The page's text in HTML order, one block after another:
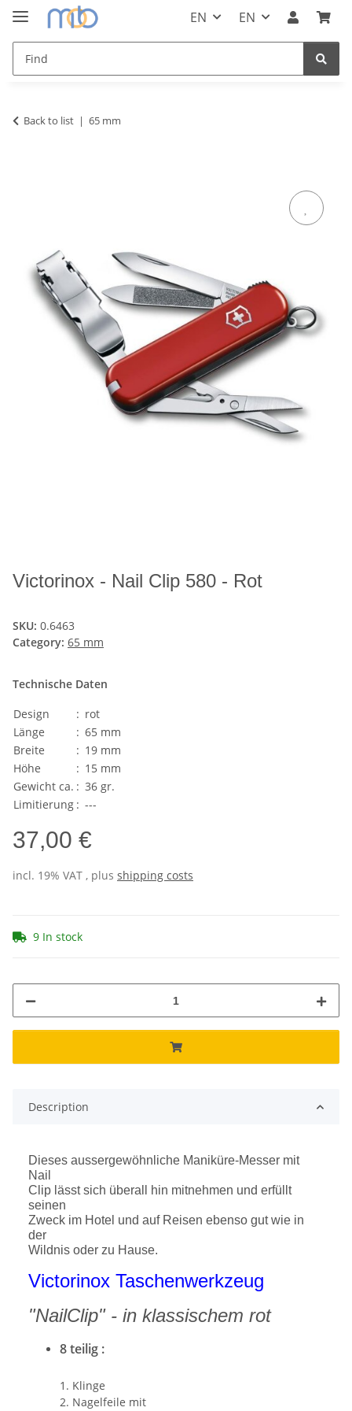
EN EN
Back to list 65 mm
Victorinox - Nail Clip 580 - Rot
SKU: 0.6463
Category: 65 mm
Technische Daten
Design
: rot
Länge
: 65 mm
Breite
: 19 mm
Höhe
: 15 mm
Gewicht ca. : 36 gr.
Limitierung : ---
37,00 €
incl. 19% VAT , plus shipping costs
9 In stock
Description
Dieses aussergewöhnliche Maniküre-Messer mit
Nail
Clip lässt sich überall hin mitnehmen und erfüllt
seinen
Zweck im Hotel und auf Reisen ebenso gut wie in
der
Wildnis oder zu Hause.
Victorinox Taschenwerkzeug
"NailClip" - in klassischem rot
8 teilig :
1. Klinge
2. Nagelfeile mit